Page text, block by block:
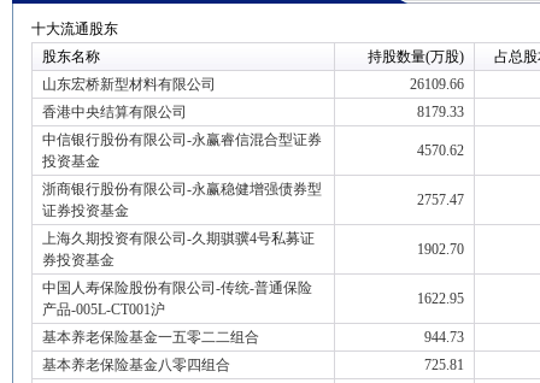
十大流通股东
股东名称
持股数量(万股)
占总
山东宏桥新型材料有限公司
26109.66
香港中央结算有限公司
8179.33
中信银行股份有限公司-永赢睿信混合型证券
投资基金
4570.62
浙商银行股份有限公司-永赢稳健增强债券型
证券投资基金
2757.47
上海久期投资有限公司-久期骐骥4号私募证
券投资基金
1902.70
中国人寿保险股份有限公司-传统-普通保险
产品-005L-CT001沪
1622.95
基本养老保险基金一五零二二组合
944.73
基本养老保险基金八零四组合
725.81